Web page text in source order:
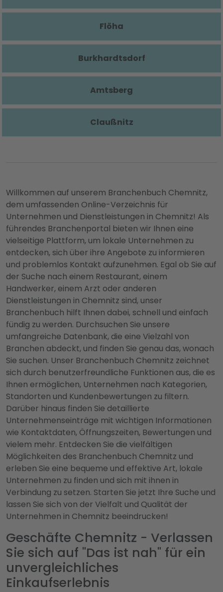
Flöha
Burkhardtsdorf
Amtsberg
Claußnitz
Willkommen auf unserem Branchenbuch Chemnitz,
dem umfassenden Online-Verzeichnis für
Unternehmen und Dienstleistungen in Chemnitz! Als
führendes Branchenportal bieten wir Ihnen eine
vielseitige Plattform, um lokale Unternehmen zu
entdecken, sich über ihre Angebote zu informieren
und problemlos Kontakt aufzunehmen. Egal ob Sie auf
der Suche nach einem Restaurant, einem
Handwerker, einem Arzt oder anderen
Dienstleistungen in Chemnitz sind, unser
Branchenbuch hilft Ihnen dabei, schnell und einfach
fündig zu werden. Durchsuchen Sie unsere
umfangreiche Datenbank, die eine Vielzahl von
Branchen abdeckt, und finden Sie genau das, wonach
Sie suchen. Unser Branchenbuch Chemnitz zeichnet
sich durch benutzerfreundliche Funktionen aus, die es
Ihnen ermöglichen, Unternehmen nach Kategorien,
Standorten und Kundenbewertungen zu filtern.
Darüber hinaus finden Sie detaillierte
Unternehmenseinträge mit wichtigen Informationen
wie Kontaktdaten, Öffnungszeiten, Bewertungen und
vielem mehr. Entdecken Sie die vielfältigen
Möglichkeiten des Branchenbuch Chemnitz und
erleben Sie eine bequeme und effektive Art, lokale
Unternehmen zu finden und sich mit ihnen in
Verbindung zu setzen. Starten Sie jetzt Ihre Suche und
lassen Sie sich von der Vielfalt und Qualität der
Unternehmen in Chemnitz beeindrucken!
Geschäfte Chemnitz - Verlassen
Sie sich auf "Das ist nah" für ein
unvergleichliches
Einkaufserlebnis